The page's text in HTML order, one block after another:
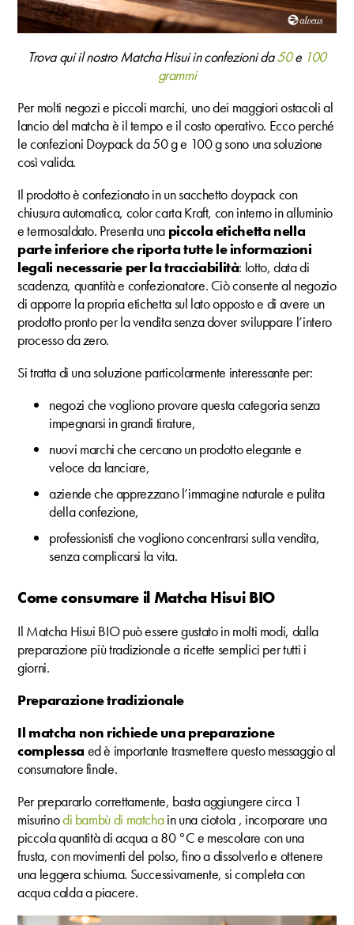
Trova qui il nostro Matcha Hisui in confezioni da50e100
grammi
Per molti negozi e piccoli marchi, uno dei maggiori ostacoli al
lancio del matcha è il tempo e il costo operativo. Ecco perché
le confezioni Doypack da 50 g e 100 g sono una soluzione
così valida.
Il prodotto è confezionato in un sacchetto doypack con
chiusura automatica, color carta Kraft, con interno in alluminio
e termosaldato. Presenta una piccola etichetta nella
parte inferiore che riporta tutte le informazioni
legali necessarie per la tracciabilità: lotto, data di
scadenza, quantità e confezionatore. Ciò consente al negozio
di apporre la propria etichetta sul lato opposto e di avere un
prodotto pronto per la vendita senza dover sviluppare l’intero
processo da zero.
Si tratta di una soluzione particolarmente interessante per:
negozi che vogliono provare questa categoria senza
impegnarsi in grandi tirature,
nuovi marchi che cercano un prodotto elegante e
veloce da lanciare,
aziende che apprezzano l’immagine naturale e pulita
della confezione,
professionisti che vogliono concentrarsi sulla vendita,
senza complicarsi la vita.
Come consumare il Matcha Hisui BIO
Il Matcha Hisui BIO può essere gustato in molti modi, dalla
preparazione più tradizionale a ricette semplici per tutti i
giorni.
Preparazione tradizionale
Il matcha non richiede una preparazione
complessaed è importante trasmettere questo messaggio al
consumatore finale.
Per prepararlo correttamente, basta aggiungere circa 1
misurinodi bambù di matchain una ciotola , incorporare una
piccola quantità di acqua a 80 °C e mescolare con una
frusta, con movimenti del polso, fino a dissolverlo e ottenere
una leggera schiuma. Successivamente, si completa con
acqua calda a piacere.